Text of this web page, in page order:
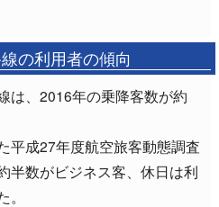
の利用者の傾向
、2016年の乗降客数が約
平成27年度航空旅客動態調査
半数がビジネス客、休日は利